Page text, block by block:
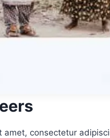
amet, consectetur